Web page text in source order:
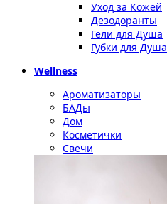
Уход за Кожей
Дезодоранты
Гели для Душа
Губки для Душа
Wellness
Ароматизаторы
БАДы
Дом
Косметички
Свечи